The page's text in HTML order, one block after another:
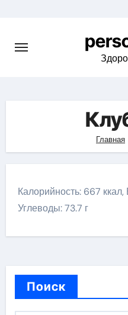
содержимому
Главная
Калорийность: 667
Углеводы: 73.7 г
Поиск